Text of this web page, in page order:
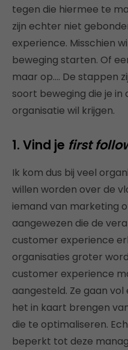
tegen die hiermee te
zijn echter niet
experience. Misschien
beweging starten. Of
maar op…. De stappen
soort beweging die je in
organisatie wil krijgen.
1. Vind je first
Ik kom dus bij veel
willen worden over de
iemand van marketing
aangewezen die de
customer experience
organisaties groter
customer experience
aangesteld. Ze gaan
het in kaart brengen
die te optimaliseren.
beperkt tot deze